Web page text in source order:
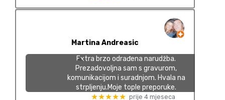
Martina Andreasic
Extra brzo odrađena narudžba.
Prezadovoljna sam s gravurom,
komunikacijom i suradnjom. Hvala na
strpljenju.Moje tople preporuke.
★★★★★ prije 4 mjeseca